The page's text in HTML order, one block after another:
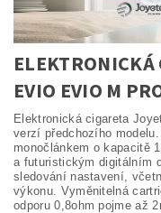
ELEKTRONICKÁ
EVIO EVIO M
Elektronická cigareta
verzí předchozího
monočlánkem o kapacitě
a futuristickým digitálním
sledování nastavení,
výkonu. Vyměnitelná
odporu 0,8ohm pojme až